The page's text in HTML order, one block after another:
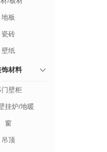
地板
瓷砖
壁纸
饰材料
门壁柜
挂炉/地暖
窗
吊顶